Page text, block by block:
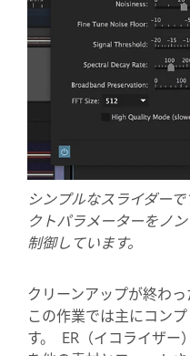
シンプルなスライダー
クトパラメーターをノ
制御しています。
クリーンアップが終わ
この作業では主にコン
す。 ER（イコライザー